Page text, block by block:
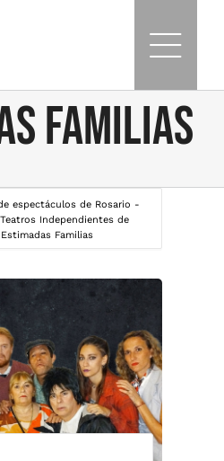
Familias
espectáculos de Rosario -
Independientes de
Estimadas Familias